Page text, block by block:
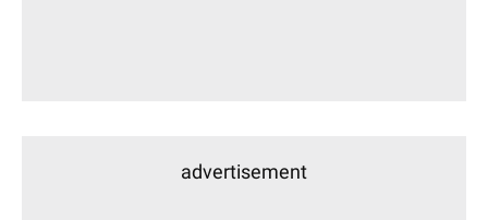
advertisement